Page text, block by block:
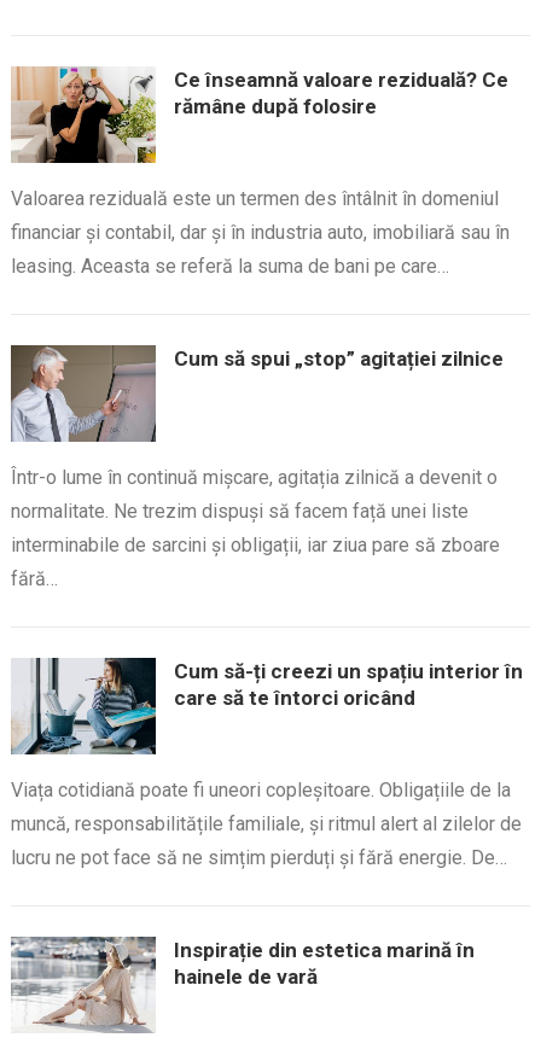
Ce înseamnă valoare reziduală? Ce
rămâne după folosire
Valoarea reziduală este un termen des întâlnit în domeniul
financiar și contabil, dar și în industria auto, imobiliară sau în
leasing. Aceasta se referă la suma de bani pe care…
Cum să spui „stop” agitației zilnice
Într-o lume în continuă mișcare, agitația zilnică a devenit o
normalitate. Ne trezim dispuși să facem față unei liste
interminabile de sarcini și obligații, iar ziua pare să zboare
fără…
Cum să-ți creezi un spațiu interior în
care să te întorci oricând
Viața cotidiană poate fi uneori copleșitoare. Obligațiile de la
muncă, responsabilitățile familiale, și ritmul alert al zilelor de
lucru ne pot face să ne simțim pierduți și fără energie. De…
Inspirație din estetica marină în
hainele de vară